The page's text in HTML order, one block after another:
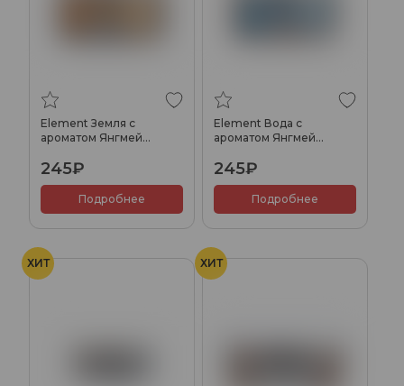
Element Земля с
ароматом Янгмей
245₽
Подробнее
Element Вода с
ароматом Янгмей
245₽
Подробнее
ХИТ ХИТ